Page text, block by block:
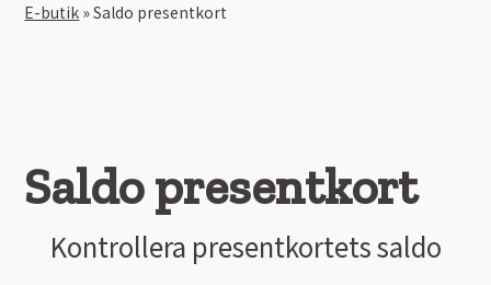
E-butik »Saldo presentkort
Saldo presentkort
Kontrollera presentkortets saldo